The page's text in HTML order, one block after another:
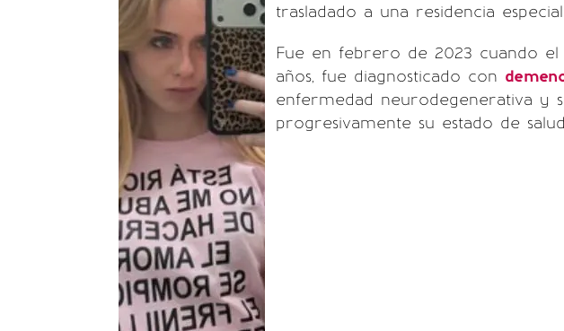
trasladado a una residencia
Fue en febrero de 2023 cuando el
años, fue diagnosticado con
enfermedad neurodegenerativa y
progresivamente su estado de